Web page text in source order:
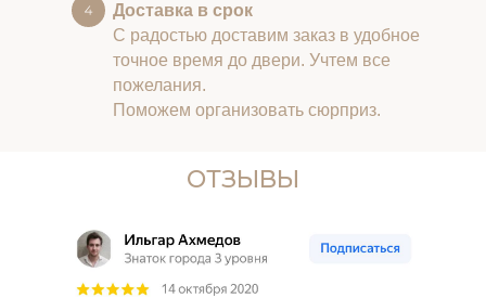
Доставка в срок
С радостью доставим заказ в удобное
точное время до двери. Учтем все
пожелания.
Поможем организовать сюрприз.
ОТЗЫВЫ